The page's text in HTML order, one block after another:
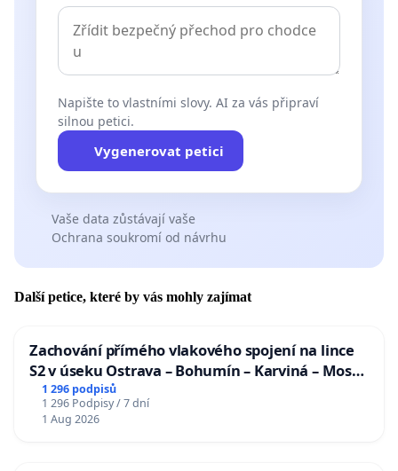
Napište to vlastními slovy. AI za vás připraví
silnou petici.
Vygenerovat petici
Vaše data zůstávají vaše
Ochrana soukromí od návrhu
Další petice, které by vás mohly zajímat
Zachování přímého vlakového spojení na lince
S2 v úseku Ostrava – Bohumín – Karviná – Mosty
u Jablunkova
1 296 podpisů
1 296 Podpisy / 7 dní
1 Aug 2026